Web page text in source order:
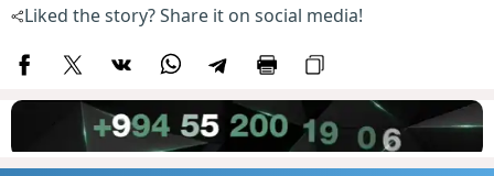
Liked the story? Share it on social media!